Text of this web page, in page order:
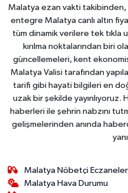
Malatya ezan vakti takibinden,
entegre Malatya canlı altın
tüm dinamik verilere tek tıkla
kırılma noktalarından biri
güncellemeleri, kent
Malatya Valisi tarafından
tarifi gibi hayati bilgileri en
uzak bir şekilde yayınlıyoruz.
haberleri ile şehrin nabzını
gelişmelerinden anında
Malatya Nöbetçi Eczaneler
Malatya Hava Durumu